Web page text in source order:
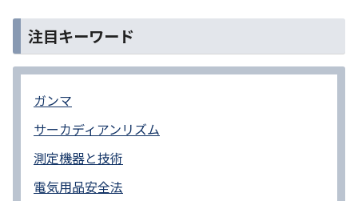
注目キーワード
ガンマ
サーカディアンリズム
測定機器と技術
電気用品安全法